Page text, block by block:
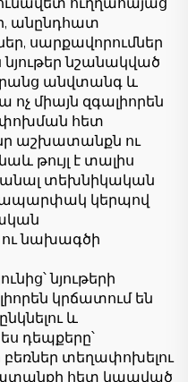
ուղղահայաց
անընդհատ
սարքավորումներ
նշանակված
անվտանգ և
միայն զգալիորեն
հետ
աշխատանքն ու
թույլ է տալիս
տեխնիկական
կերպով
նախագծի
նյութերի
կրճատում են
և
դեպքերը՝
բեռներ տեղափոխելու